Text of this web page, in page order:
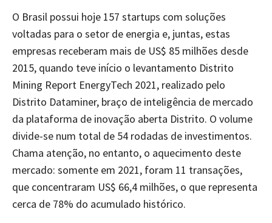
O Brasil possui hoje 157 startups com soluções
voltadas para o setor de energia e, juntas, estas
empresas receberam mais de US$ 85 milhões desde
2015, quando teve início o levantamento Distrito
Mining Report EnergyTech 2021, realizado pelo
Distrito Dataminer, braço de inteligência de mercado
da plataforma de inovação aberta Distrito. O volume
divide-se num total de 54 rodadas de investimentos.
Chama atenção, no entanto, o aquecimento deste
mercado: somente em 2021, foram 11 transações,
que concentraram US$ 66,4 milhões, o que representa
cerca de 78% do acumulado histórico.